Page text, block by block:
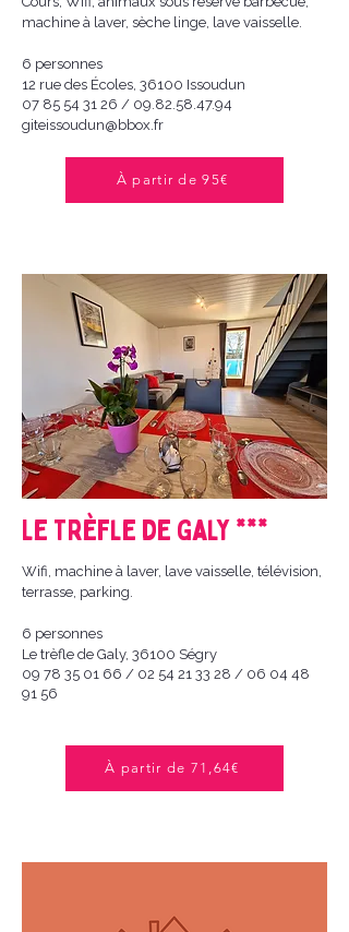
machine à laver, sèche linge, lave vaisselle.
6 personnes
12 rue des Écoles, 36100 Issoudun
07 85 54 31 26 / 09.82.58.47.94
giteissoudun@bbox.fr
À partir de 95€
Le Trèfle de Galy ***
Wifi, machine à laver, lave vaisselle, télévision,
terrasse, parking.
6 personnes
Le trèfle de Galy, 36100 Ségry
09 78 35 01 66 / 02 54 21 33 28 / 06 04 48
91 56
À partir de 71,64€